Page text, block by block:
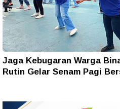
Jaga Kebugaran Warga
Rutin Gelar Senam Pagi